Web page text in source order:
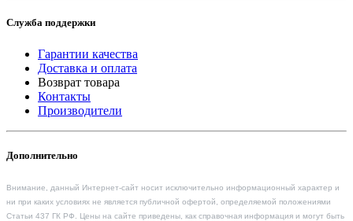
Служба поддержки
Гарантии качества
Доставка и оплата
Возврат товара
Контакты
Производители
Дополнительно
Внимание, данный Интернет-сайт носит исключительно информационный характер и
ни при каких условиях не является публичной офертой, определяемой положениями
Статьи 437 ГК РФ. Цены на сайте приведены, как справочная информация и могут быть